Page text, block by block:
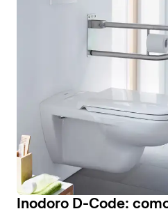
Inodoro D-Code: